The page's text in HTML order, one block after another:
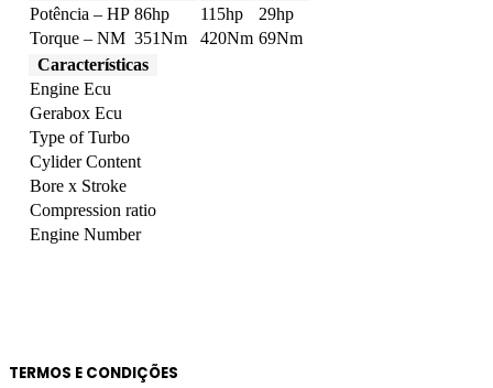
Potência – HP 86hp 115hp
29hp
Torque – NM 351Nm 420Nm 69Nm
Características
Engine Ecu
Gerabox Ecu
Type of Turbo
Cylider Content
Bore x Stroke
Compression ratio
Engine Number
TERMOS E CONDIÇÕES